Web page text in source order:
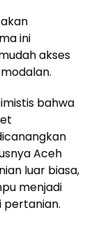
ini
akses
bahwa
Aceh
luar biasa,
menjadi
pertanian.